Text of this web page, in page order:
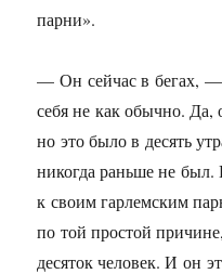
парни».
— Он сейчас в бегах,
себя не как обычно. Да,
но это было в десять
никогда раньше не был.
к своим гарлемским
по той простой
десяток человек. И он